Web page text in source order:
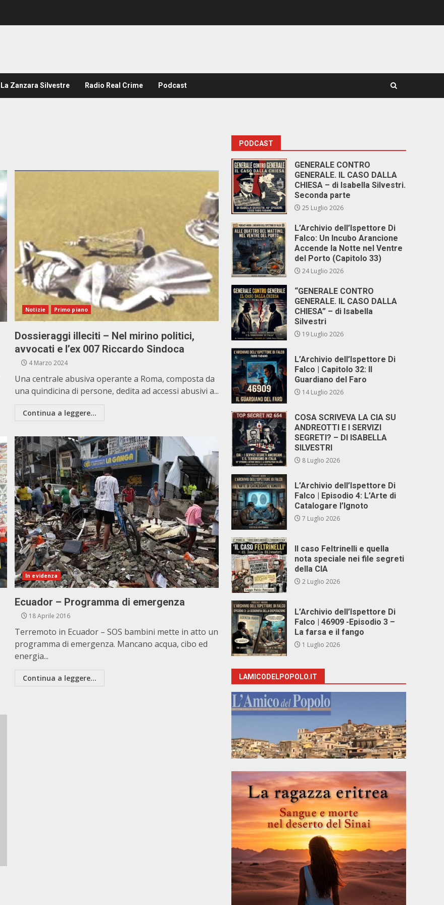
La Zanzara Silvestre Radio Real Crime Podcast
Notizie Primo piano
Dossieraggi illeciti – Nel mirino politici,
avvocati e l’ex 007 Riccardo Sindoca
4 Marzo 2024
Una centrale abusiva operante a Roma, composta da
una quindicina di persone, dedita ad accessi abusivi a...
Continua a leggere...
In evidenza
Ecuador – Programma di emergenza
18 Aprile 2016
Terremoto in Ecuador – SOS bambini mette in atto un
programma di emergenza. Mancano acqua, cibo ed
energia...
Continua a leggere...
PODCAST
GENERALE CONTRO
GENERALE. IL CASO DALLA
CHIESA – di Isabella Silvestri.
Seconda parte
25 Luglio 2026
L’Archivio dell’Ispettore Di
Falco: Un Incubo Arancione
Accende la Notte nel Ventre
del Porto (Capitolo 33)
24 Luglio 2026
“GENERALE CONTRO
GENERALE. IL CASO DALLA
CHIESA” – di Isabella
Silvestri
19 Luglio 2026
L’Archivio dell’Ispettore Di
Falco | Capitolo 32: Il
Guardiano del Faro
14 Luglio 2026
COSA SCRIVEVA LA CIA SU
ANDREOTTI E I SERVIZI
SEGRETI? – DI ISABELLA
SILVESTRI
8 Luglio 2026
L’Archivio dell’Ispettore Di
Falco | Episodio 4: L’Arte di
Catalogare l’Ignoto
7 Luglio 2026
Il caso Feltrinelli e quella
nota speciale nei file segreti
della CIA
2 Luglio 2026
L’Archivio dell’Ispettore Di
Falco | 46909 -Episodio 3 –
La farsa e il fango
1 Luglio 2026
LAMICODELPOPOLO.IT